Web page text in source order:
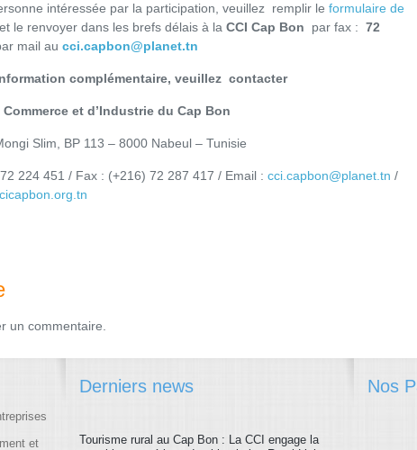
intéressée par la participation, veuillez remplir le formulaire de
et le renvoyer dans les brefs délais à la CCI Cap Bon par fax : 72
mail au cci.capbon@planet.tn
complémentaire, veuillez contacter
et d’Industrie du Cap Bon
Slim, BP 113 – 8000 Nabeul – Tunisie
224 451 / Fax : (+216) 72 287 417 / Email : cci.capbon@planet.tn /
un commentaire.
et
Derniers news
Tourisme rural au Cap Bon : La CCI engage la
Nos